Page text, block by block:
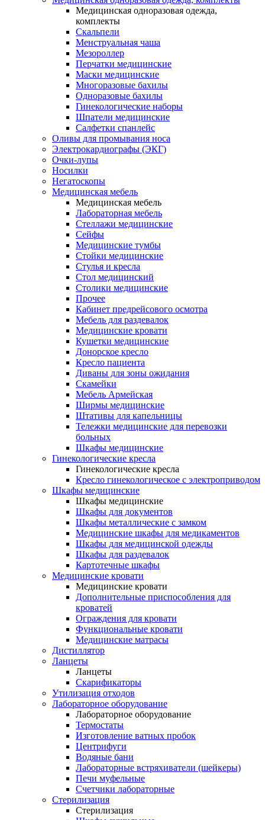
Медицинская одноразовая одежда,
комплекты
Скальпели
Менструальная чаша
Мезороллер
Перчатки медицинские
Маски медицинские
Многоразовые бахилы
Одноразовые бахилы
Гинекологические наборы
Шпатели медицинские
Салфетки спанлейс
Оливы для промывания носа
Электрокардиографы (ЭКГ)
Очки-лупы
Носилки
Негатоскопы
Медицинская мебель
Медицинская мебель
Лабораторная мебель
Стеллажи медицинские
Сейфы
Медицинские тумбы
Стойки медицинские
Cтулья и кресла
Стол медицинский
Столики медицинские
Прочее
Кабинет предрейсового осмотра
Мебель для раздевалок
Медицинские кровати
Кушетки медицинские
Донорское кресло
Кресло пациента
Диваны для зоны ожидания
Скамейки
Мебель Армейская
Ширмы медицинские
Штативы для капельницы
Тележки медицинские для перевозки
больных
Шкафы медицинские
Гинекологические кресла
Гинекологические кресла
Кресло гинекологическое с электроприводом
Шкафы медицинские
Шкафы медицинские
Шкафы для документов
Шкафы металлические с замком
Медицинские шкафы для медикаментов
Шкафы для медицинской одежды
Шкафы для раздевалок
Картотечные шкафы
Медицинские кровати
Медицинские кровати
Дополнительные приспособления для
кроватей
Ограждения для кровати
Функциональные кровати
Медицинские матрасы
Дистиллятор
Ланцеты
Ланцеты
Скарификаторы
Утилизация отходов
Лабораторное оборудование
Лабораторное оборудование
Термостаты
Изготовление ватных пробок
Центрифуги
Водяные бани
Лабораторные встряхиватели (шейкеры)
Печи муфельные
Счетчики лабораторные
Стерилизация
Стерилизация